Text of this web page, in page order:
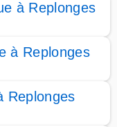
à Replonges
à Replonges
Replonges